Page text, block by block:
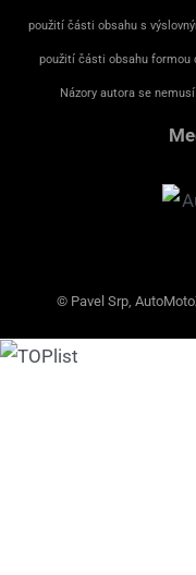
použití části obsahu s
použití části obsahu formou
Názory autora se
© Pavel Srp,